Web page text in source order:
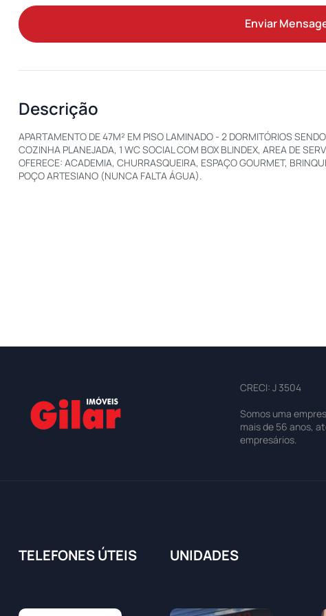
Enviar
Descrição
APARTAMENTO DE 47M² EM PISO LAMINADO - 2 DORMITÓRIOS
COZINHA PLANEJADA, 1 WC SOCIAL COM BOX BLINDEX, AREA DE
OFERECE: ACADEMIA, CHURRASQUEIRA, ESPAÇO GOURMET,
POÇO ARTESIANO (NUNCA FALTA ÁGUA).
CRECI: J 3504
Somos uma
mais de 56 anos,
empresários.
TELEFONES ÚTEIS UNIDADES